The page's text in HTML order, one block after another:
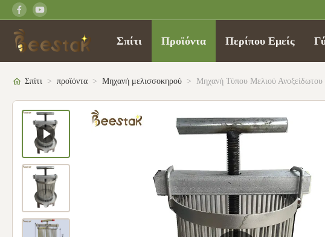
Σπίτι Προϊόντα Περίπου Εμείς
Σπίτι > προϊόντα > Μηχανή μελισσοκηρού > Μηχανή Τύπου Μελιού